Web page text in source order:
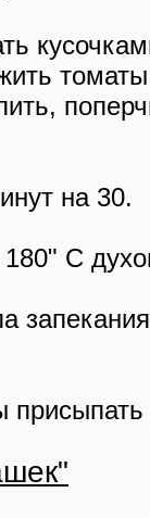
на 30.
С